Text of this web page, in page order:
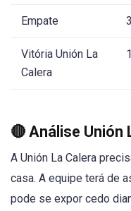
Empate
Vitória Unión La
Calera
🔴 Análise Unión
A Unión La Calera
casa. A equipe terá de
pode se expor cedo